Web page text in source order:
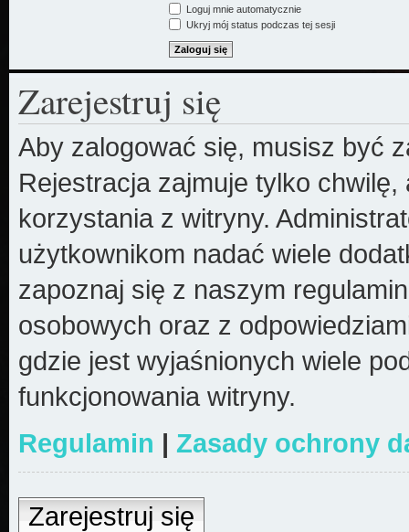
Loguj mnie automatycznie
Ukryj mój status podczas tej sesji
Zarejestruj się
Aby zalogować się, musisz być
Rejestracja zajmuje tylko
korzystania z witryny.
użytkownikom nadać wiele
zapoznaj się z naszym
osobowych oraz z
gdzie jest wyjaśnionych wiele
funkcjonowania witryny.
Regulamin | Zasady ochrony
Zarejestruj się